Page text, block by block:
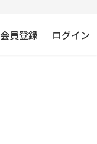
会員登録 ログイン